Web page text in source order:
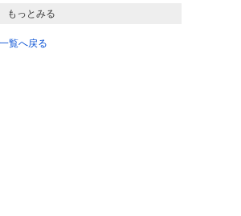
もっとみる
覧へ戻る